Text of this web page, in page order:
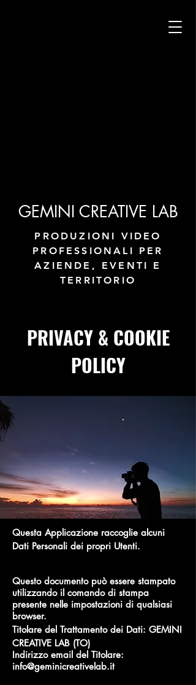
GEMINI CREATIVE LAB
PRODUZIONI VIDEO
PROFESSIONALI PER
AZIENDE, EVENTI E
TERRITORIO
PRIVACY & COOKIE
POLICY
Questa Applicazione raccoglie alcuni
Dati Personali dei propri Utenti.
Questo documento può essere stampato
utilizzando il comando di stampa
presente nelle impostazioni di qualsiasi
browser.
Titolare del Trattamento dei Dati: GEMINI
CREATIVE LAB (TO)
Indirizzo email del Titolare:
info@geminicreativelab.it